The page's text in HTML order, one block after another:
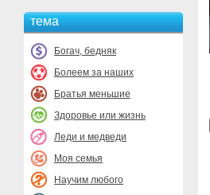
тема
Богач, бедняк
Болеем за наших
Братья меньшие
Здоровье или жизнь
Леди и медведи
Моя семья
Научим любого